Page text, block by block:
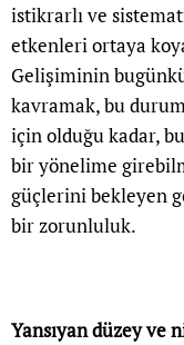
istikrarlı ve
etkenleri ortaya
Gelişiminin
kavramak, bu
için olduğu kadar,
bir yönelime
güçlerini bekleyen
bir zorunluluk.
Yansıyan düzey ve